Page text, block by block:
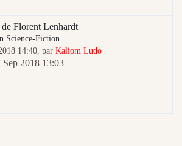
Florent Lenhardt
Science-Fiction
14:40, par Kaliom Ludo
Sep 2018 13:03